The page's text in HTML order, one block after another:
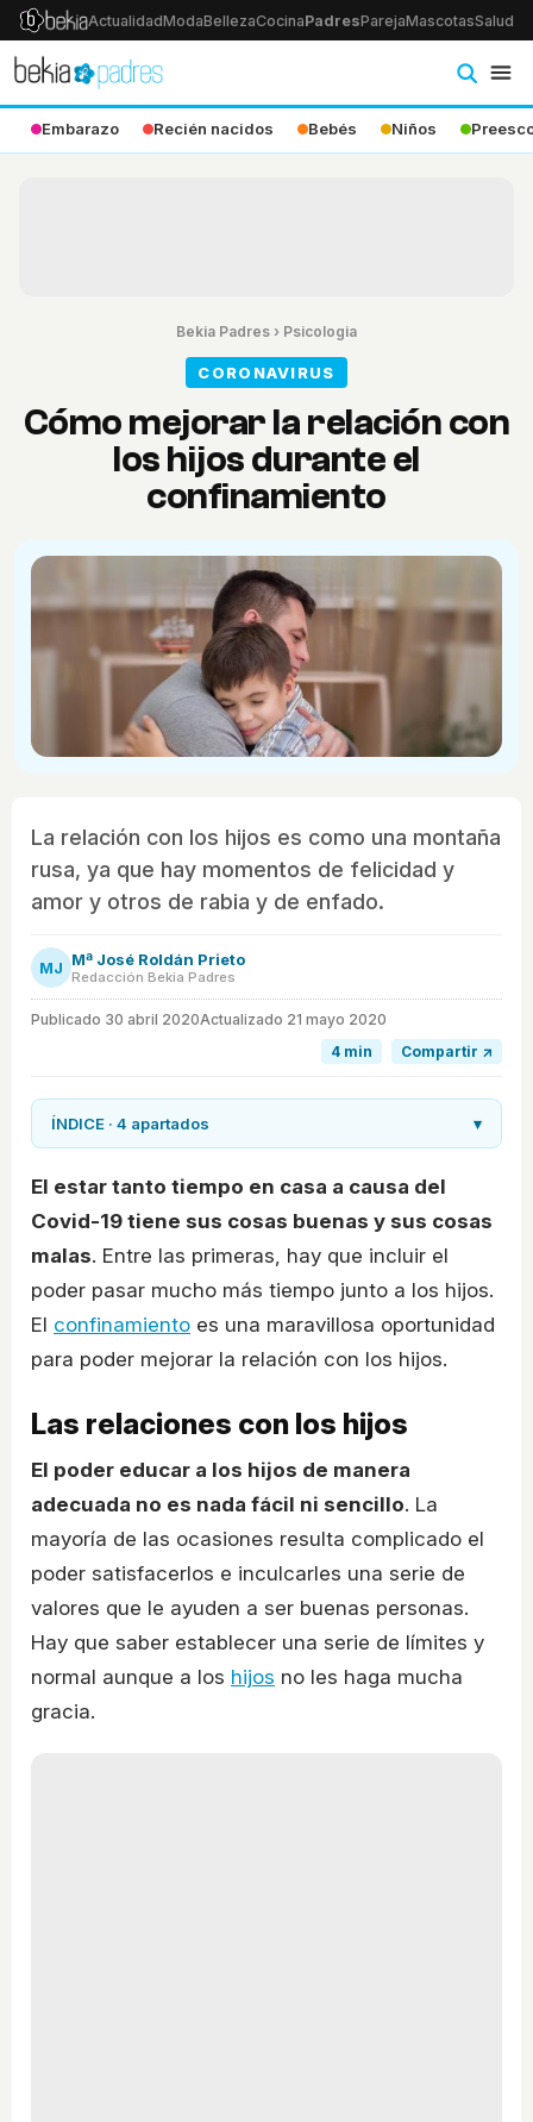
ActualidadModaBellezaCocinaPadresParejaMascotasSalud
Embarazo Recién nacidos Bebés Niños
Bekia Padres › Psicologia
CORONAVIRUS
Cómo mejorar la relación con
los hijos durante el
confinamiento
La relación con los hijos es como una montaña
rusa, ya que hay momentos de felicidad y
amor y otros de rabia y de enfado.
MJ Mª José Roldán Prieto
Redacción Bekia Padres
Publicado 30 abril 2020Actualizado 21 mayo 2020
4 min
Compartir ↗
ÍNDICE · 4 apartados ▾
El estar tanto tiempo en casa a causa del
Covid-19 tiene sus cosas buenas y sus cosas
malas. Entre las primeras, hay que incluir el
poder pasar mucho más tiempo junto a los hijos.
El confinamiento es una maravillosa oportunidad
para poder mejorar la relación con los hijos.
Las relaciones con los hijos
El poder educar a los hijos de manera
adecuada no es nada fácil ni sencillo. La
mayoría de las ocasiones resulta complicado el
poder satisfacerlos e inculcarles una serie de
valores que le ayuden a ser buenas personas.
Hay que saber establecer una serie de límites y
normal aunque a los hijos no les haga mucha
gracia.